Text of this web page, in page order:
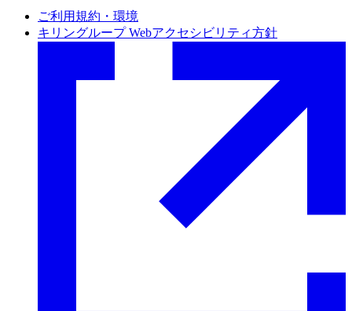
ご利用規約・環境
キリングループ Webアクセシビリティ方針